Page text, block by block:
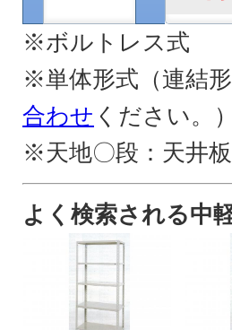
※ボルトレス式
※単体形式（連結
合わせ ください。）
※天地〇段：天井
よく検索される中